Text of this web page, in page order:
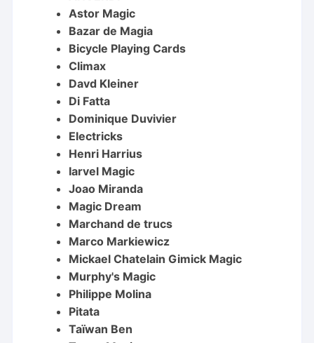
Astor Magic
Bazar de Magia
Bicycle Playing Cards
Climax
Davd Kleiner
Di Fatta
Dominique Duvivier
Electricks
Henri Harrius
Iarvel Magic
Joao Miranda
Magic Dream
Marchand de trucs
Marco Markiewicz
Mickael Chatelain Gimick Magic
Murphy's Magic
Philippe Molina
Pitata
Taïwan Ben